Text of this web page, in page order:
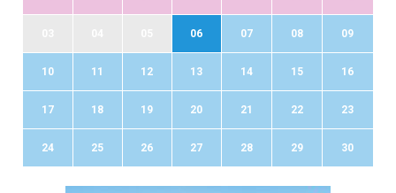
06 07 08 09
10 11 12 13 14 15 16
17 18 19 20 21 22 23
24 25 26 27 28 29 30